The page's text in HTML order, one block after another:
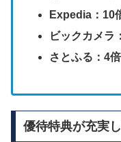
Expedia：10
ビックカメラ
さとふる：4
優待特典が充実